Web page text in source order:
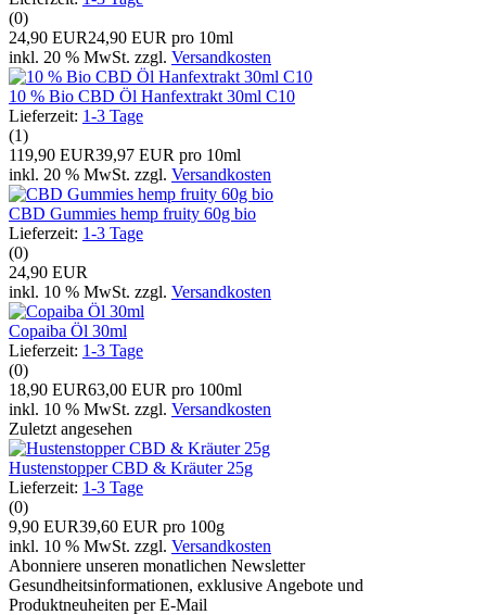
(0)
24,90 EUR24,90 EUR pro 10ml
inkl. 20 % MwSt. zzgl. Versandkosten
10 % Bio CBD Öl Hanfextrakt 30ml C10
Lieferzeit: 1-3 Tage
(1)
119,90 EUR39,97 EUR pro 10ml
inkl. 20 % MwSt. zzgl. Versandkosten
CBD Gummies hemp fruity 60g bio
Lieferzeit: 1-3 Tage
(0)
24,90 EUR
inkl. 10 % MwSt. zzgl. Versandkosten
Copaiba Öl 30ml
Lieferzeit: 1-3 Tage
(0)
18,90 EUR63,00 EUR pro 100ml
inkl. 10 % MwSt. zzgl. Versandkosten
Zuletzt angesehen
Hustenstopper CBD & Kräuter 25g
Lieferzeit: 1-3 Tage
(0)
9,90 EUR39,60 EUR pro 100g
inkl. 10 % MwSt. zzgl. Versandkosten
Abonniere unseren monatlichen Newsletter
Gesundheitsinformationen, exklusive Angebote und
Produktneuheiten per E-Mail